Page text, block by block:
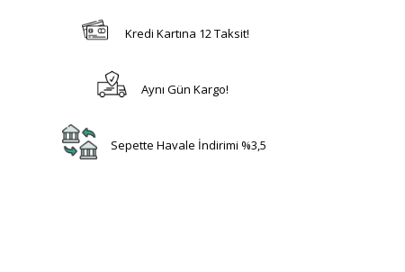
Kredi Kartına 12 Taksit!
Aynı Gün Kargo!
Sepette Havale İndirimi %3,5